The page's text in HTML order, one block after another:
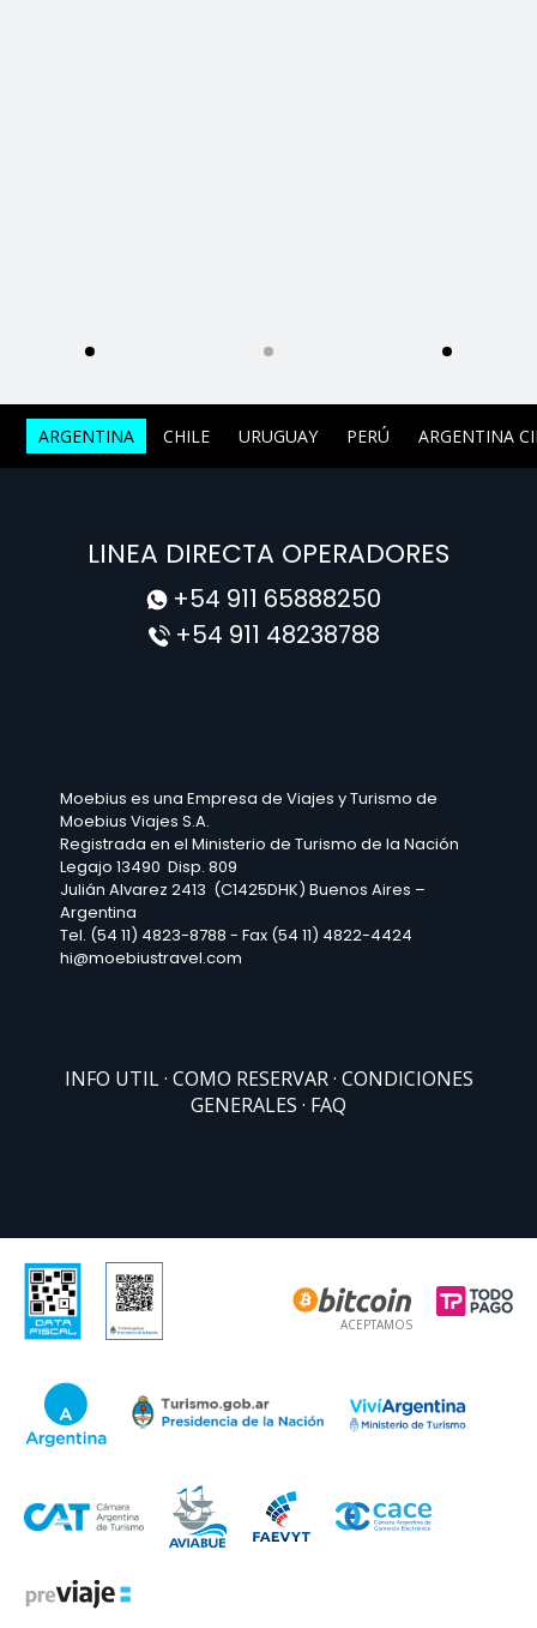
ARGENTINA CHILE URUGUAY PERÚ ARGENTINA
LINEA DIRECTA OPERADORES
+54 911 65888250
+54 911 48238788
Moebius es una Empresa de Viajes y Turismo de
Moebius Viajes S.A.
Registrada en el Ministerio de Turismo de la Nación
Legajo 13490 Disp. 809
Julián Alvarez 2413 (C1425DHK) Buenos Aires –
Argentina
Tel. (54 11) 4823-8788 - Fax (54 11) 4822-4424
hi@moebiustravel.com
INFO UTIL COMO RESERVAR CONDICIONES
GENERALES FAQ
ACEPTAMOS